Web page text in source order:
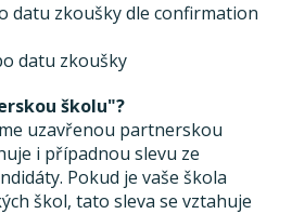
datu zkoušky dle confirmation
datu zkoušky
školu"?
uzavřenou partnerskou
i případnou slevu ze
Pokud je vaše škola
škol, tato sleva se vztahuje